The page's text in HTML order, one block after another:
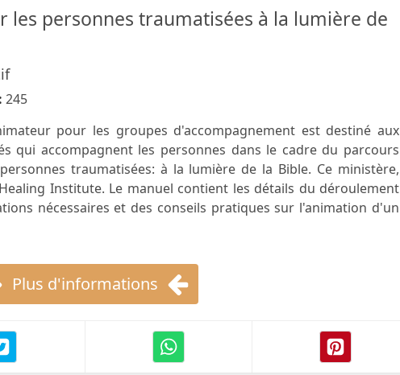
les personnes traumatisées à la lumière de
245
pour les groupes d'accompagnement est destiné aux
qui accompagnent les personnes dans le cadre du parcours
traumatisées: à la lumière de la Bible. Ce ministère,
Institute. Le manuel contient les détails du déroulement
nécessaires et des conseils pratiques sur l'animation d'un
Plus d'informations